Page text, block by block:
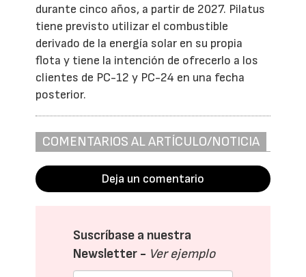
durante cinco años, a partir de 2027. Pilatus
tiene previsto utilizar el combustible
derivado de la energía solar en su propia
flota y tiene la intención de ofrecerlo a los
clientes de PC-12 y PC-24 en una fecha
posterior.
COMENTARIOS AL ARTÍCULO/NOTICIA
Deja un comentario
Suscríbase a nuestra
Newsletter - Ver ejemplo